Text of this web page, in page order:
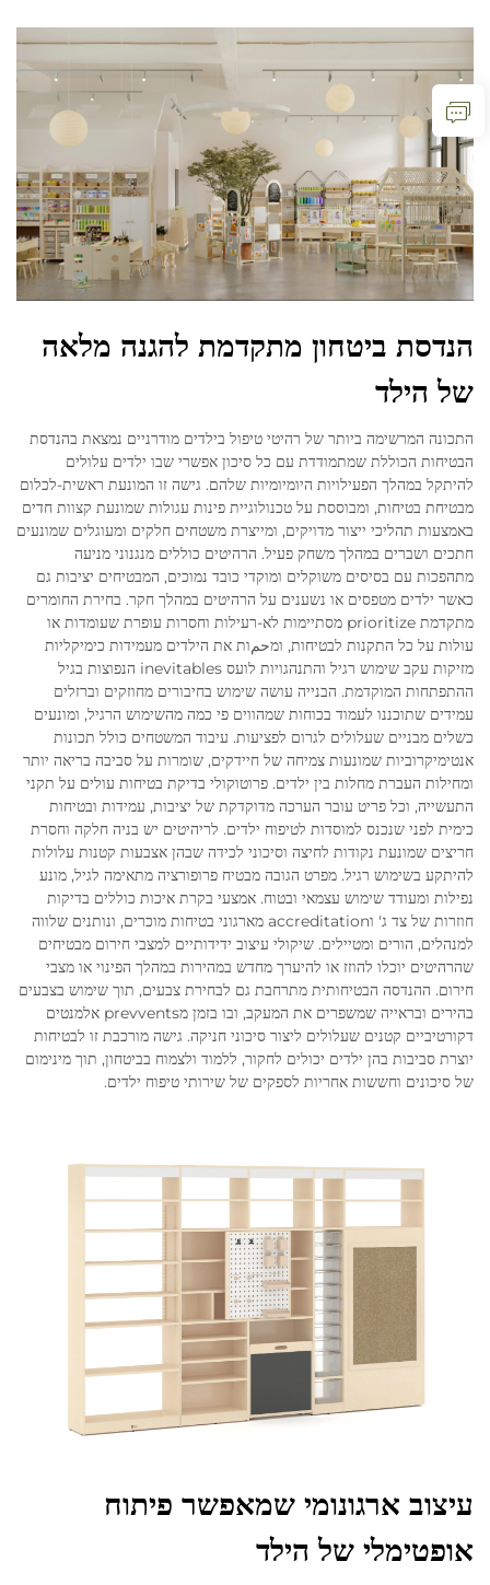
הנדסת ביטחון מתקדמת להגנה מלאה
של הילד
התכונה המרשימה ביותר של רהיטי טיפול בילדים מודרניים נמצאת בהנדסת
הבטיחות הכוללת שמתמודדת עם כל סיכון אפשרי שבו ילדים עלולים
להיתקל במהלך הפעילויות היומיומיות שלהם. גישה זו המונעת ראשית-לכלום
מבטיחת בטיחות, ומבוססת על טכנולוגיית פינות עגולות שמונעת קצוות חדים
באמצעות תהליכי ייצור מדויקים, ומייצרת משטחים חלקים ומעוגלים שמונעים
חתכים ושברים במהלך משחק פעיל. הרהיטים כוללים מנגנוני מניעה
מתהפכות עם בסיסים משוקלים ומוקדי כובד נמוכים, המבטיחים יציבות גם
כאשר ילדים מטפסים או נשענים על הרהיטים במהלך חקר. בחירת החומרים
מתקדמת prioritize מסתיימות לא-רעילות וחסרות עופרת שעומדות או
עולות על כל התקנות לבטיחות, ומحمות את הילדים מעמידות כימיקליות
מזיקות עקב שימוש רגיל והתנהגויות לועס inevitables הנפוצות בגיל
ההתפתחות המוקדמת. הבנייה עושה שימוש בחיבורים מחוזקים וברזלים
עמידים שתוכננו לעמוד בכוחות שמהווים פי כמה מהשימוש הרגיל, ומונעים
כשלים מבניים שעלולים לגרום לפציעות. עיבוד המשטחים כולל תכונות
אנטימיקרוביות שמונעות צמיחה של חיידקים, שומרות על סביבה בריאה יותר
ומחילות העברת מחלות בין ילדים. פרוטוקולי בדיקת בטיחות עולים על תקני
התעשייה, וכל פריט עובר הערכה מדוקדקת של יציבות, עמידות ובטיחות
כימית לפני שנכנס למוסדות לטיפוח ילדים. לריהיטים יש בניה חלקה וחסרת
חריצים שמונעת נקודות לחיצה וסיכוני לכידה שבהן אצבעות קטנות עלולות
להיתקע בשימוש רגיל. מפרט הגובה מבטיח פרופורציה מתאימה לגיל, מונע
נפילות ומעודד שימוש עצמאי ובטוח. אמצעי בקרת איכות כוללים בדיקות
חוזרות של צד ג' וaccreditation מארגוני בטיחות מוכרים, ונותנים שלווה
למנהלים, הורים ומטיילים. שיקולי עיצוב ידידותיים למצבי חירום מבטיחים
שהרהיטים יוכלו להוזז או להיערך מחדש במהירות במהלך הפינוי או מצבי
חירום. ההנדסה הבטיחותית מתרחבת גם לבחירת צבעים, תוך שימוש בצבעים
בהירים ובראייה שמשפרים את המעקב, ובו בזמן מprevvents אלמנטים
דקורטיביים קטנים שעלולים ליצור סיכוני חניקה. גישה מורכבת זו לבטיחות
יוצרת סביבות בהן ילדים יכולים לחקור, ללמוד ולצמוח בביטחון, תוך מינימום
של סיכונים וחששות אחריות לספקים של שירותי טיפוח ילדים.
עיצוב ארגונומי שמאפשר פיתוח
אופטימלי של הילד